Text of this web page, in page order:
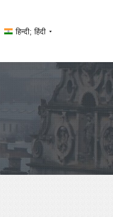
हिन्दी; हिंदी